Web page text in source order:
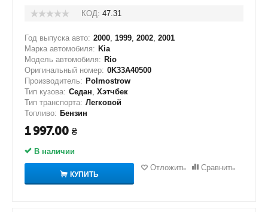
КОД: 47.31
Год выпуска авто: 2000, 1999, 2002, 2001
Марка автомобиля: Kia
Модель автомобиля: Rio
Оригинальный номер: 0K33A40500
Производитель: Polmostrow
Тип кузова: Седан, Хэтчбек
Тип транспорта: Легковой
Топливо: Бензин
1 997.00 ₴
В наличии
КУПИТЬ
Отложить Сравнить